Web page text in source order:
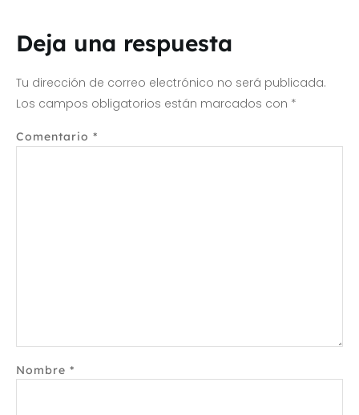
Deja una respuesta
Tu dirección de correo electrónico no será publicada.
Los campos obligatorios están marcados con *
Comentario *
Nombre *